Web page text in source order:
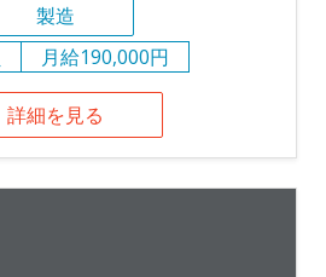
製造
月給190,000円
詳細を見る